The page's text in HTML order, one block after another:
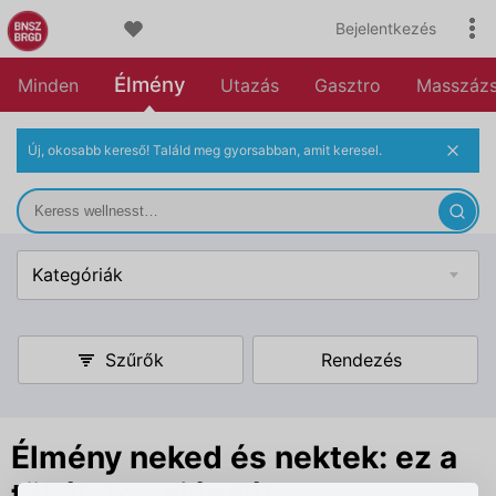
Bejelentkezés
Minden Élmény Utazás Gasztro
Új, okosabb kereső! Találd meg gyorsabban, amit keresel.
Kategóriák
Szűrők Rendezés
Élmény neked és nektek: ez a